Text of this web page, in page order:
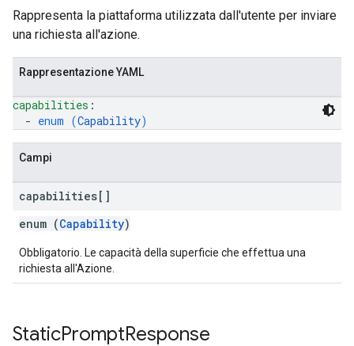
Rappresenta la piattaforma utilizzata dall'utente per inviare
una richiesta all'azione.
Rappresentazione YAML
capabilities :
  -
enum (Capability)
Campi
capabilities[]
enum (Capability)
Obbligatorio. Le capacità della superficie che effettua una
richiesta all'Azione.
StaticPromptResponse